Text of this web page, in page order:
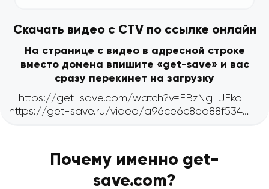
Скачать видео с CTV по ссылке онлайн
На странице с видео в адресной строке
вместо домена впишите «get-save» и вас
сразу перекинет на загрузку
Почему именно get-
save.com?